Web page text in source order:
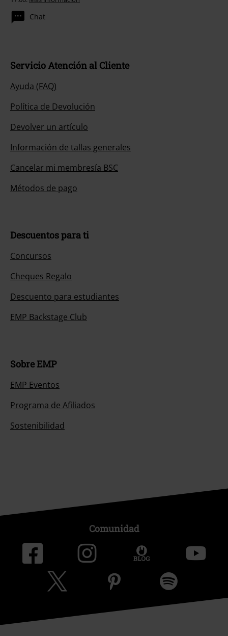
Chat
Servicio Atención al Cliente
Ayuda (FAQ)
Política de Devolución
Devolver un artículo
Información de tallas generales
Cancelar mi membresía BSC
Métodos de pago
Descuentos para ti
Concursos
Cheques Regalo
Descuento para estudiantes
EMP Backstage Club
Sobre EMP
EMP Eventos
Programa de Afiliados
Sostenibilidad
Comunidad